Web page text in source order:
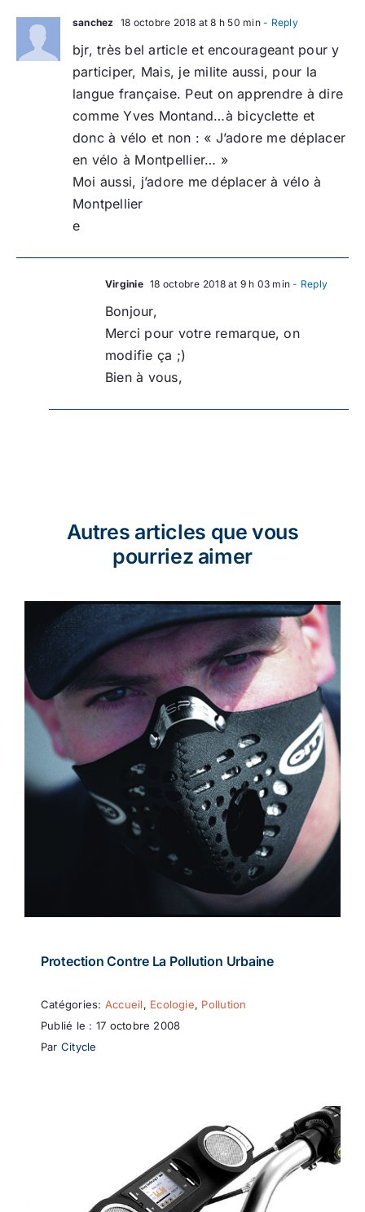
sanchez 18 octobre 2018 at 8 h 50 min- Reply
bjr, très bel article et encourageant pour y
participer, Mais, je milite aussi, pour la
langue française. Peut on apprendre à dire
comme Yves Montand…à bicyclette et
donc à vélo et non : « J’adore me déplacer
en vélo à Montpellier… »
Moi aussi, j’adore me déplacer à vélo à
Montpellier
e
Virginie 18 octobre 2018 at 9 h 03 min - Reply
Bonjour,
Merci pour votre remarque, on
modifie ça ;)
Bien à vous,
Autres articles que vous
pourriez aimer
Protection Contre La Pollution Urbaine
Catégories: Accueil, Ecologie, Pollution
Publié le : 17 octobre 2008
Par Citycle